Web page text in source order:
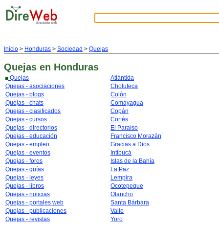
Inicio > Honduras > Sociedad > Quejas
Quejas en Honduras
Quejas
Quejas - asociaciones
Quejas - blogs
Quejas - chats
Quejas - clasificados
Quejas - cursos
Quejas - directorios
Quejas - educación
Quejas - empleo
Quejas - eventos
Quejas - foros
Quejas - guías
Quejas - leyes
Quejas - libros
Quejas - noticias
Quejas - portales web
Quejas - publicaciones
Quejas - revistas
Atlántida
Choluteca
Colón
Comayagua
Copán
Cortés
El Paraíso
Francisco Morazán
Gracias a Dios
Intibucá
Islas de la Bahía
La Paz
Lempira
Ocotepeque
Olancho
Santa Bárbara
Valle
Yoro